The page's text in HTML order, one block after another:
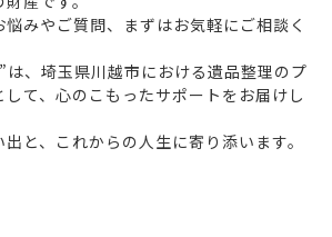
みやご質問、まずはお気軽にご相談く
は、埼玉県川越市における遺品整理のプ
て、心のこもったサポートをお届けし
と、これからの人生に寄り添います。